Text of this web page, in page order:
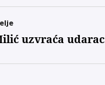
uzvraća udarac